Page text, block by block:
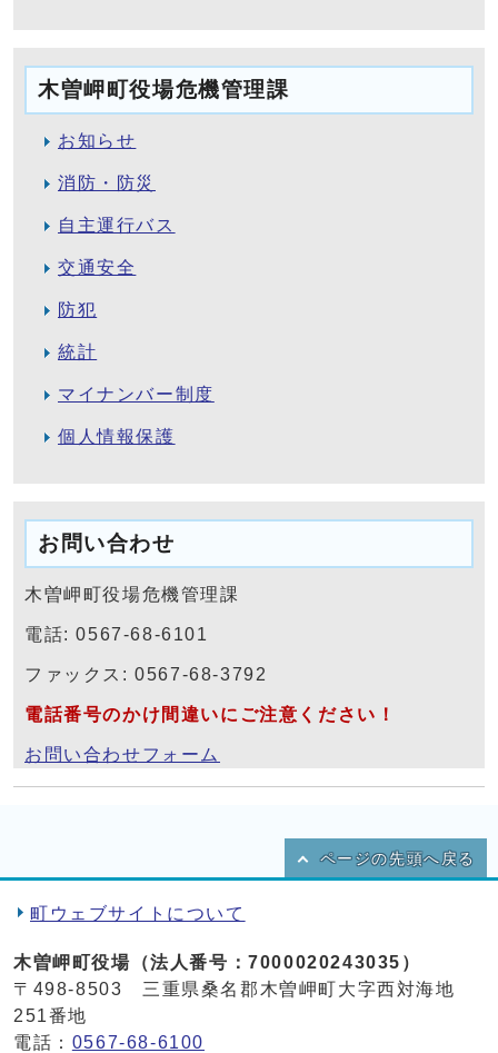
木曽岬町役場危機管理課
お知らせ
消防・防災
自主運行バス
交通安全
防犯
統計
マイナンバー制度
個人情報保護
お問い合わせ
木曽岬町役場危機管理課
電話: 0567-68-6101
ファックス: 0567-68-3792
電話番号のかけ間違いにご注意ください！
お問い合わせフォーム
ページの先頭へ戻る
町ウェブサイトについて
木曽岬町役場（法人番号：7000020243035）
〒498-8503 三重県桑名郡木曽岬町大字西対海地
251番地
電話： 0567-68-6100